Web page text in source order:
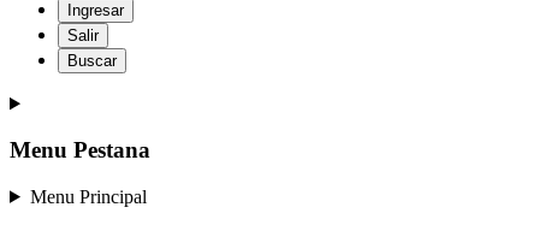
Ingresar
Salir
Buscar
Menu Pestana
Menu Principal